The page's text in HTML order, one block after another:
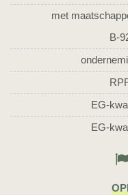
met
B-
EG-
EG-